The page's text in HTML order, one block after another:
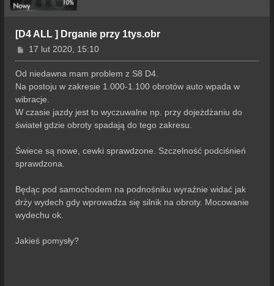
[D4 ALL ] Drganie przy 1tys.obr
P
o
s
17 lut 2020, 15:10
Od niedawna mam problem z S8 D4.
Na postoju w zakresie 1.000-1.100 obrotów auto wpada w
wibracje.
W czasie jazdy jest to wyczuwalne np. przy dojeżdżaniu do
świateł gdzie obroty spadają do tego zakresu.
Świece są nowe, cewki sprawdzone. Szczelność podciśnień
sprawdzona.
Będąc pod samochodem na podnośniku wyraźnie widać jak
drży wydech gdy wprowadza się silnik na obroty. Mocowanie
wydechu ok.
Jakieś pomysły?